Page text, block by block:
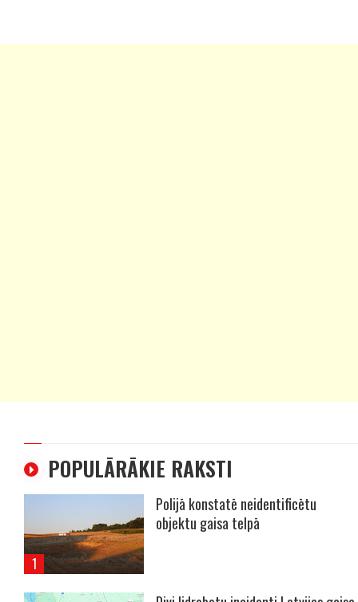
POPULĀRĀKIE RAKSTI
Polijā konstatē neidentificētu
objektu gaisa telpā